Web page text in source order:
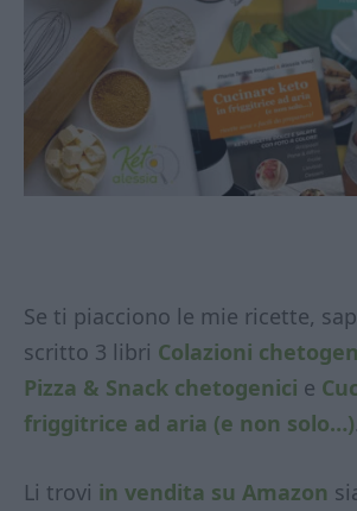
Se ti piacciono le mie ricette,
scritto 3 libri Colazioni
Pizza & Snack chetogenici e
friggitrice ad aria (e non solo…)
Li trovi in vendita su Amazon